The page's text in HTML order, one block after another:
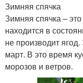
Зимняя спячка
Зимняя спячка –
находится в
не производит
март. В это время
морозов и ветров.